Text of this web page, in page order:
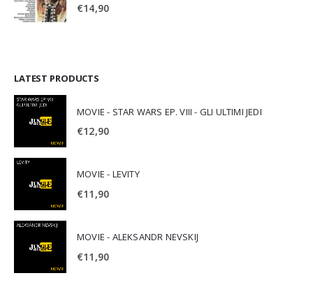
€14,90
LATEST PRODUCTS
MOVIE - STAR WARS EP. VIII - GLI ULTIMI JEDI
€12,90
MOVIE - LEVITY
€11,90
MOVIE - ALEKSANDR NEVSKIJ
€11,90